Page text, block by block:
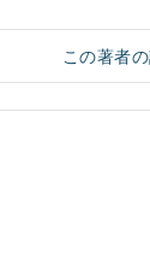
この著者